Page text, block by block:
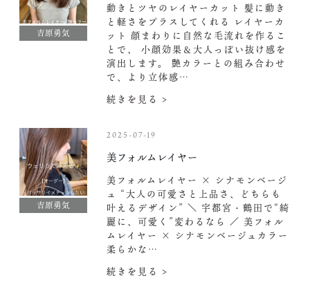
吉原勇気
動きとツヤのレイヤーカット‍ 髪に動き
と軽さをプラスしてくれる レイヤーカ
ット 顔まわりに自然な毛流れを作るこ
とで、 小顔効果＆大人っぽい抜け感を
演出します。 艶カラーとの組み合わせ
で、より立体感…
続きを見る >
吉原勇気
2025-07-19
美フォルムレイヤー
美フォルムレイヤー × シナモンベージ
ュ “大人の可愛さと上品さ、どちらも
叶えるデザイン” ＼ 宇都宮・鶴田で“綺
麗に、可愛く”変わるなら ／ 美フォル
ムレイヤー × シナモンベージュカラー
柔らかな…
続きを見る >